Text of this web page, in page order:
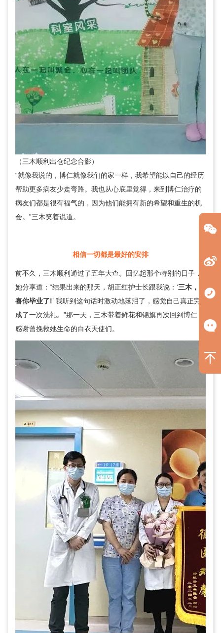
（三木顺利出仓纪念合影）
“就像我说的，博仁就像我们的家一样，我希望能以自己的经历
帮助更多病友少走弯路。我也从心底里觉得，来到博仁治疗的
病友们都是很有福气的，因为他们能拥有新的希望和重生的机
会。”三木笑着说道。
相信一切都是最好的安排
前不久，三木顺利通过了五年大查。回忆起那个特别的日子，
她分享道：“结果出来的那天，胡正红护士长跟我说：‘三木，恭
喜你毕业了!’ 我听到这句话时激动地落泪了，感觉自己真正完
成了一次洗礼。”那一天，三木带着鲜花和锦旗再次回到博仁，
感谢曾挽救她生命的白衣天使们。